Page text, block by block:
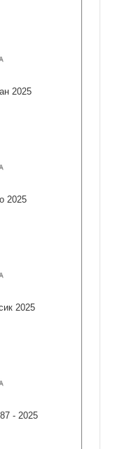
2025
2025
2025
- 2025